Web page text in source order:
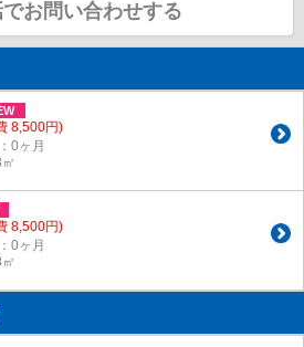
でお問い合わせする
8,500円)
0ヶ月
8,500円)
0ヶ月